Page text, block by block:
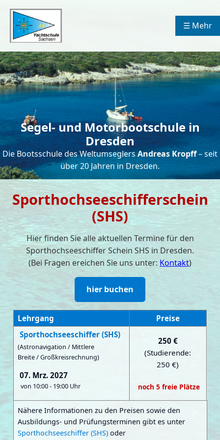
☰ Mehr
Segel- und Motorbootschule in
Dresden
Die Bootsschule des WeltumseglersAndreas Kropff– seit
über 20 Jahren in Dresden.
Sporthochseeschifferschein
(SHS)
Hier finden Sie alle aktuellen Termine für den
Sporthochseeschiffer Schein SHS in Dresden.
(Bei Fragen ereichen Sie uns unter: Kontakt)
hier buchen
Lehrgang
Preise
Sporthochseeschiffer (SHS)
(Astronavigation / Mittlere
Breite / Großkreisrechnung)
07. Mrz. 2027
von 10:00 - 19:00 Uhr
250 €
(Studierende:
250 €)
noch 5 freie Plätze
Nähere Informationen zu den Preisen sowie den
Ausbildungs- und Prüfungsterminen gibt es unter
Sporthochseeschiffer (SHS)oder